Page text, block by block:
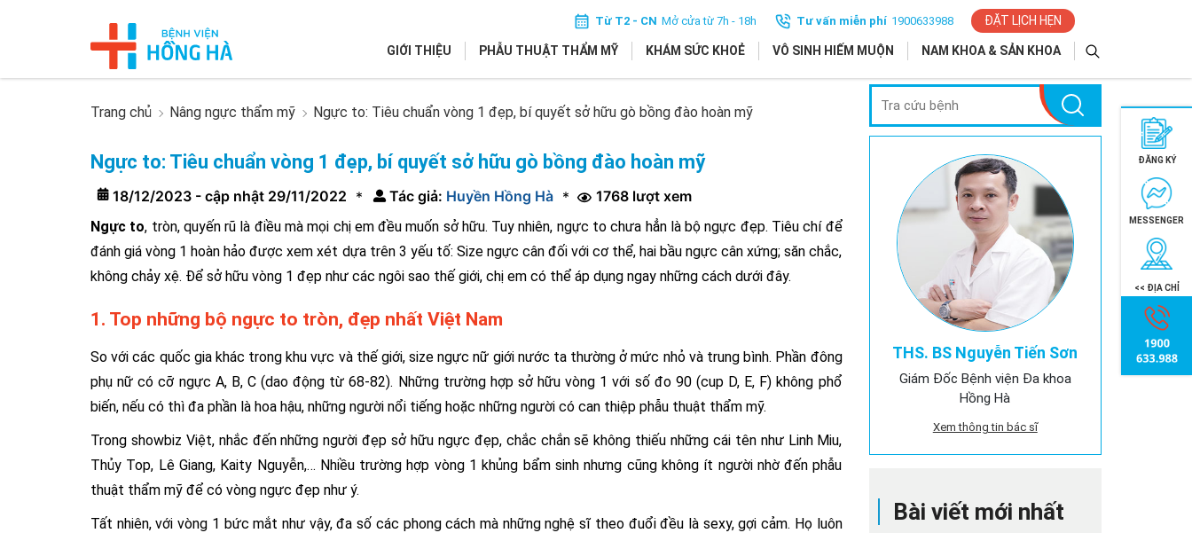
Từ T2 - CN Mở cửa từ 7h - 18h Tư vấn miễn phí 1900633988 ĐẶT LỊCH HẸN
GIỚI THIỆU PHẪU THUẬT THẨM MỸ KHÁM SỨC KHOẺ VÔ SINH HIẾM MUỘN NAM KHOA & SẢN KHOA
Trang chủ Nâng ngực thẩm mỹ Ngực to: Tiêu chuẩn vòng 1 đẹp, bí quyết sở hữu gò bồng đào hoàn mỹ
Ngực to: Tiêu chuẩn vòng 1 đẹp, bí quyết sở hữu gò bồng đào hoàn mỹ
18/12/2023 - cập nhật 29/11/2022 * Tác giả: Huyền Hồng Hà * 1768 lượt xem
Ngực to, tròn, quyến rũ là điều mà mọi chị em đều muốn sở hữu. Tuy nhiên, ngực to chưa hẳn là bộ ngực đẹp. Tiêu chí để
đánh giá vòng 1 hoàn hảo được xem xét dựa trên 3 yếu tố: Size ngực cân đối với cơ thể, hai bầu ngực cân xứng; săn chắc,
không chảy xệ. Để sở hữu vòng 1 đẹp như các ngôi sao thế giới, chị em có thể áp dụng ngay những cách dưới đây.
1. Top những bộ ngực to tròn, đẹp nhất Việt Nam
So với các quốc gia khác trong khu vực và thế giới, size ngực nữ giới nước ta thường ở mức nhỏ và trung bình. Phần đông
phụ nữ có cỡ ngực A, B, C (dao động từ 68-82). Những trường hợp sở hữu vòng 1 với số đo 90 (cup D, E, F) không phổ
biến, nếu có thì đa phần là hoa hậu, những người nổi tiếng hoặc những người có can thiệp phẫu thuật thẩm mỹ.
Trong showbiz Việt, nhắc đến những người đẹp sở hữu ngực đẹp, chắc chắn sẽ không thiếu những cái tên như Linh Miu,
Thủy Top, Lê Giang, Kaity Nguyễn,… Nhiều trường hợp vòng 1 khủng bẩm sinh nhưng cũng không ít người nhờ đến phẫu
thuật thẩm mỹ để có vòng ngực đẹp như ý.
Tất nhiên, với vòng 1 bức mắt như vậy, đa số các phong cách mà những nghệ sĩ theo đuổi đều là sexy, gợi cảm. Họ luôn
THS. BS Nguyễn Tiến Sơn
Giám Đốc Bệnh viện Đa khoa
Hồng Hà
Xem thông tin bác sĩ
Bài viết mới nhất
ĐĂNG KÝ
MESSENGER
<< ĐỊA CHỈ